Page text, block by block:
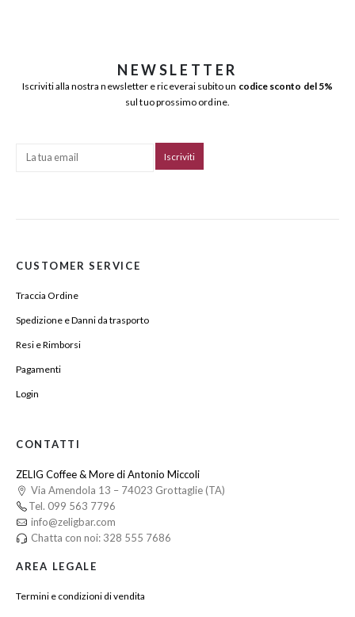
NEWSLETTER
Iscriviti alla nostra newsletter e riceverai subito un codice sconto del 5%
sul tuo prossimo ordine.
CUSTOMER SERVICE
Traccia Ordine
Spedizione e Danni da trasporto
Resi e Rimborsi
Pagamenti
Login
CONTATTI
ZELIG Coffee & More di Antonio Miccoli
Via Amendola 13 – 74023 Grottaglie (TA)
Tel. 099 563 7796
info@zeligbar.com
Chatta con noi: 328 555 7686
AREA LEGALE
Termini e condizioni di vendita